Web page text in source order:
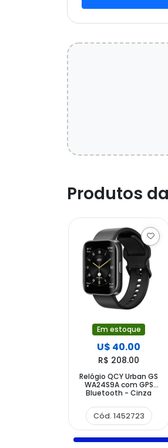
Produtos
Em estoque
U$ 40.00
R$ 208.00
Relógio QCY Urban GS
WA24S9A com GPS
Bluetooth - Cinza
Cód. 1452723